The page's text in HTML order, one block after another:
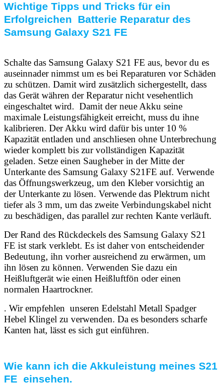
Wichtige Tipps und Tricks für ein
Erfolgreichen Batterie Reparatur des
Samsung Galaxy S21 FE
Schalte das Samsung Galaxy S21 FE aus, bevor du es
auseinnader nimmst um es bei Reparaturen vor Schäden
zu schützen. Damit wird zusätzlich sichergestellt, dass
das Gerät währen der Reparatur nicht vesehentlich
eingeschaltet wird. Damit der neue Akku seine
maximale Leistungsfähigkeit erreicht, muss du ihne
kalibrieren. Der Akku wird dafür bis unter 10 %
Kapazität entladen und anschliesen ohne Unterbrechung
wieder komplett bis zur vollständigen Kapazität
geladen. Setze einen Saugheber in der Mitte der
Unterkante des Samsung Galaxy S21FE auf. Verwende
das Öffnungswerkzeug, um den Kleber vorsichtig an
der Unterkante zu lösen. Verwende das Plektrum nicht
tiefer als 3 mm, um das zweite Verbindungskabel nicht
zu beschädigen, das parallel zur rechten Kante verläuft.
Der Rand des Rückdeckels des Samsung Galaxy S21
FE ist stark verklebt. Es ist daher von entscheidender
Bedeutung, ihn vorher ausreichend zu erwärmen, um
ihn lösen zu können. Verwenden Sie dazu ein
Heißluftgerät wie einen Heißluftfön oder einen
normalen Haartrockner.
. Wir empfehlen unseren Edelstahl Metall Spadger
Hebel Klingel zu verwenden. Da es besonders scharfe
Kanten hat, lässt es sich gut einführen.
Wie kann ich die Akkuleistung meines S21
FE einsehen.